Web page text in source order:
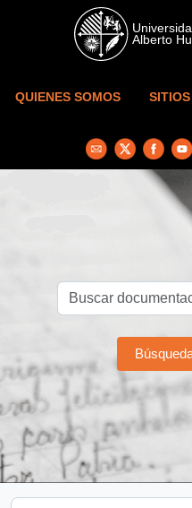
Skip to main content
QUIENES SOMOS